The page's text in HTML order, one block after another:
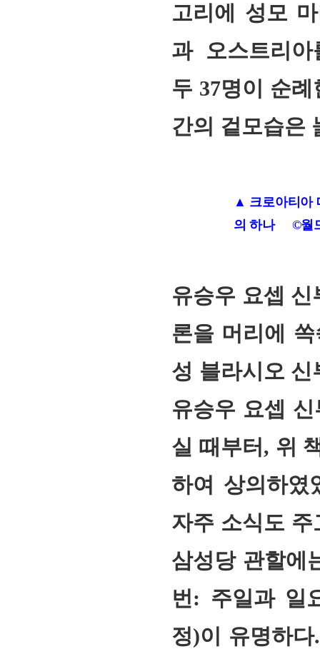
고리에 성모
과 오스트리
두 37명이 순
간의 겉모습은
▲ 크로아티아
의 하나 ©월
유승우 요셉
론을 머리에
성 블라시오
유승우 요셉
실 때부터, 위
하여 상의하였
자주 소식도
삼성당 관할에
번: 주일과 일
정)이 유명하다